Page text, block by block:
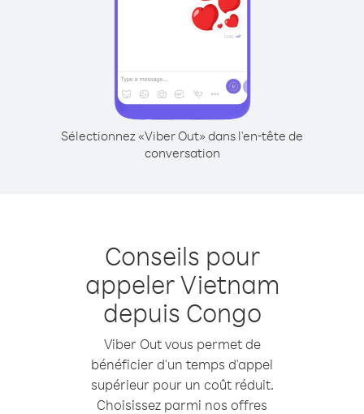
Sélectionnez «Viber Out» dans l'en-tête de
conversation
Conseils pour
appeler Vietnam
depuis Congo
Viber Out vous permet de
bénéficier d'un temps d'appel
supérieur pour un coût réduit.
Choisissez parmi nos offres